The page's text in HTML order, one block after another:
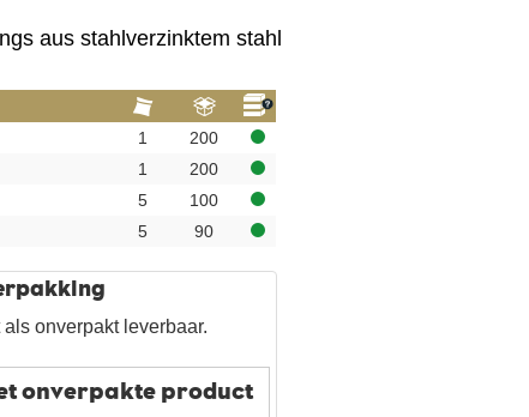
aus stahlverzinktem stahl
1
200
1
200
5
100
5 90
onverpakt leverbaar.
onverpakte product